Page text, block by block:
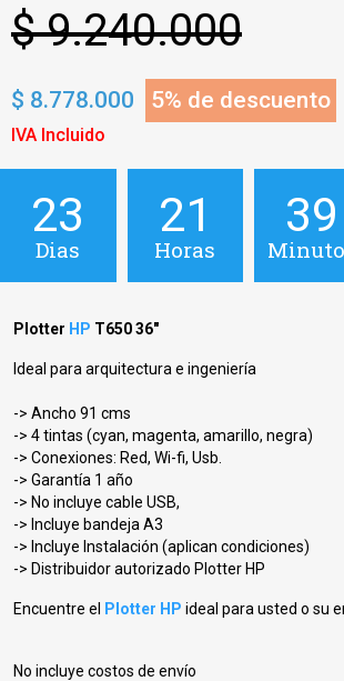
$ 9.240.000
$ 8.778.000 5% de descuento
IVA Incluido
23
Dias
21
Horas
39
Plotter HP T650 36"
Ideal para arquitectura e ingeniería
-> Ancho 91 cms
-> 4 tintas (cyan, magenta, amarillo, negra)
-> Conexiones: Red, Wi-fi, Usb.
-> Garantía 1 año
-> No incluye cable USB,
-> Incluye bandeja A3
-> Incluye Instalación (aplican condiciones)
-> Distribuidor autorizado Plotter HP
Encuentre el Plotter HP ideal para usted o su
No incluye costos de envío